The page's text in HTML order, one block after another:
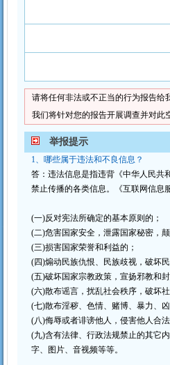
请将任何非法或不正当的行为报告给
我们将针对您的报告开展调查并对此
举报提示
1、哪些属于违法和不良信息？
答：违法信息是指违背《中华人民共
禁止传播的各类信息。《互联网信息
(一)反对宪法所确定的基本原则的；
(二)危害国家安全，泄露国家秘密，
(三)损害国家荣誉和利益的；
(四)煽动民族仇恨、民族歧视，破坏民
(五)破坏国家宗教政策，宣扬邪教和封
(六)散布谣言，扰乱社会秩序，破坏社
(七)散布淫秽、色情、赌博、暴力、
(八)侮辱或者诽谤他人，侵害他人合法
(九)含有法律、行政法规禁止的其它
字、图片、音视频等等。